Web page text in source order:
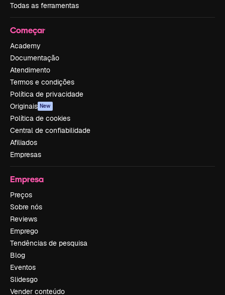
Todas as ferramentas
Começar
Academy
Documentação
Atendimento
Termos e condições
Política de privacidade
Originais New
Política de cookies
Central de confiabilidade
Afiliados
Empresas
Empresa
Preços
Sobre nós
Reviews
Emprego
Tendências de pesquisa
Blog
Eventos
Slidesgo
Vender conteúdo